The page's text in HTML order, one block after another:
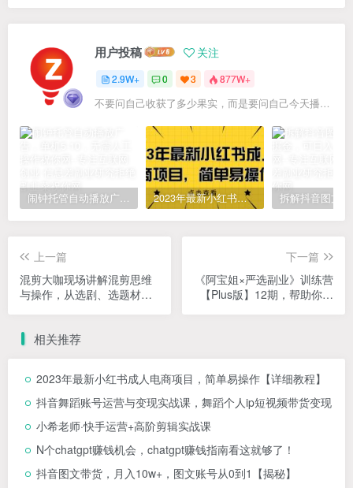
用户投稿 关注
2.9W+ 0 3 877W+
不要问自己收获了多少果实，而是要问自己今天播种了多少种子
闹钟托管自动播放广告，单机5-10，无需人工操作 2023年最新小红书成人电商项目，简单易操作【详细教程】
上一篇
混剪大咖现场讲解混剪思维
与操作，从选剧、选题材到
下一篇
《阿宝姐×严选副业》训练营
【Plus版】12期，帮助你找
相关推荐
2023年最新小红书成人电商项目，简单易操作【详细教程】
抖音舞蹈账号运营与变现实战课，舞蹈个人ip短视频带货变现
小希老师·快手运营+高阶剪辑实战课
N个chatgpt赚钱机会，chatgpt赚钱指南看这就够了！
抖音图文带货，月入10w+，图文账号从0到1【揭秘】